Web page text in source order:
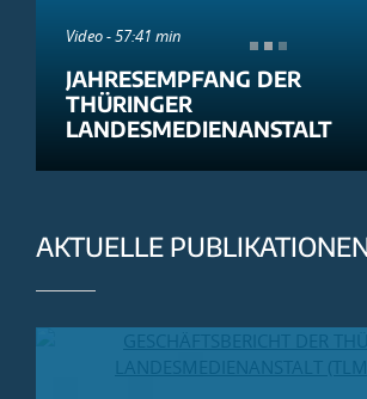
Video - 57:41 min
JAHRESEMPFANG DER
THÜRINGER
LANDESMEDIENANSTALT
AKTUELLE